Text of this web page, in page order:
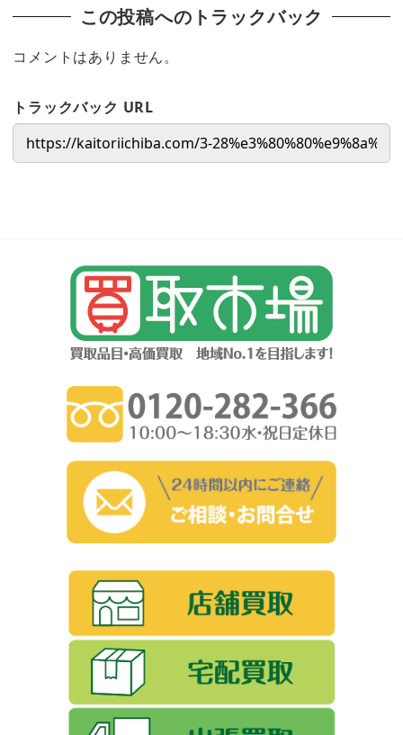
この投稿へのトラックバック
コメントはありません。
トラックバック URL